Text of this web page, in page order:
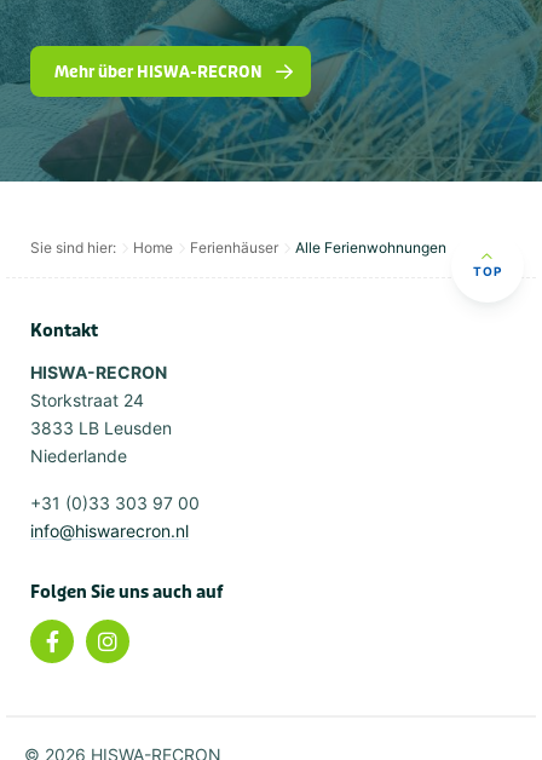
Mehr über HISWA-RECRON
Sie sind hier: Home Ferienhäuser Alle Ferienwohnungen
TOP
Kontakt
HISWA-RECRON
Storkstraat 24
3833 LB Leusden
Niederlande
+31 (0)33 303 97 00
info@hiswarecron.nl
Folgen Sie uns auch auf
© 2026 HISWA-RECRON